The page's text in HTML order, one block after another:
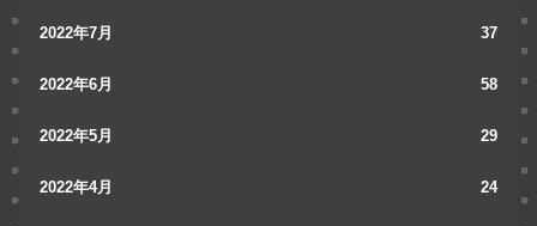
2022年7月 37
2022年6月 58
2022年5月 29
2022年4月 24